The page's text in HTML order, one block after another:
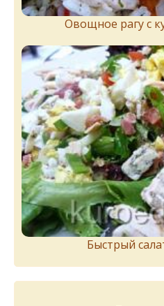
Овощное рагу с
Быстрый